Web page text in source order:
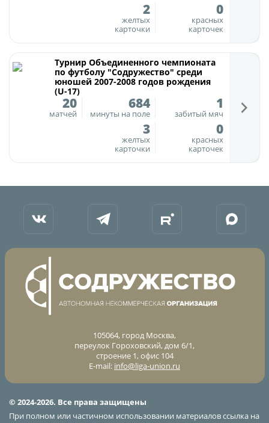
желтых
карточки
2
красных
карточек
0
Турнир Объединенного чемпионата
по футболу "Содружество" среди
юношей 2007-2008 годов рождения
(U-17)
матчей
20
минуты на поле
684
забитый мяч
1
желтых
карточки
3
красных
карточек
0
105064, город Москва,
переулок Гороховский, дом 6/1,
строение 1, офис 104
E-mail: info@liga-union.ru
© 2024-2026. Все права защищены
При полном или частичном использовании материалов ссылка на